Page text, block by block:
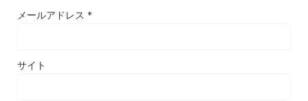
メールアドレス *
サイト